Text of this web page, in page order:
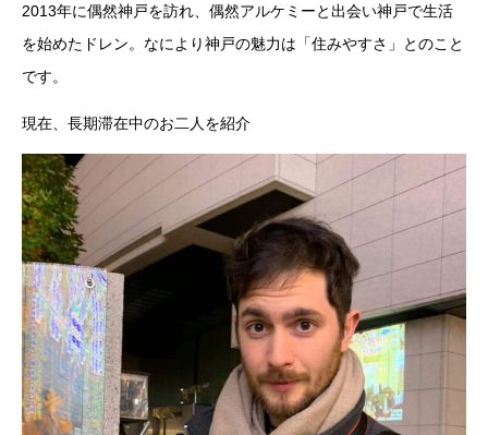
2013年に偶然神戸を訪れ、偶然アルケミーと出会い神戸で生活
を始めたドレン。なにより神戸の魅力は「住みやすさ」とのこと
です。
現在、長期滞在中のお二人を紹介